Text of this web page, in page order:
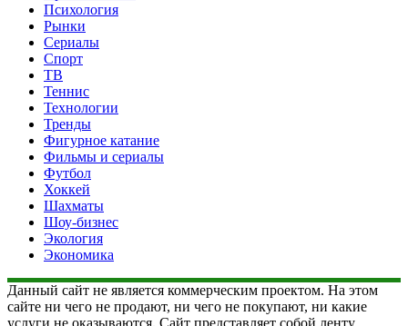
Психология
Рынки
Сериалы
Спорт
ТВ
Теннис
Технологии
Тренды
Фигурное катание
Фильмы и сериалы
Футбол
Хоккей
Шахматы
Шоу-бизнес
Экология
Экономика
Данный сайт не является коммерческим проектом. На этом
сайте ни чего не продают, ни чего не покупают, ни какие
услуги не оказываются. Сайт представляет собой ленту